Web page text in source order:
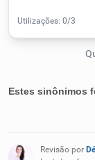
Estes sinônimos
Revisão por